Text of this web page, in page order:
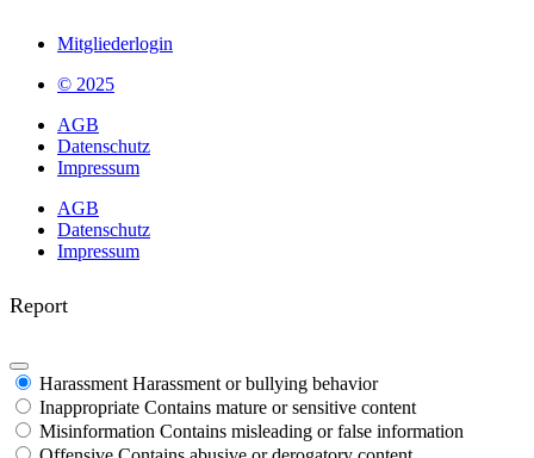
Mitgliederlogin
© 2025
AGB
Datenschutz
Impressum
AGB
Datenschutz
Impressum
Report
Harassment Harassment or bullying behavior
Inappropriate Contains mature or sensitive content
Misinformation Contains misleading or false information